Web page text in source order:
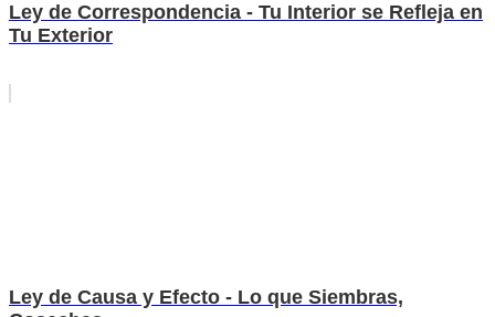
Ley de Correspondencia - Tu Interior se Refleja en
Tu Exterior
Ley de Causa y Efecto - Lo que Siembras,